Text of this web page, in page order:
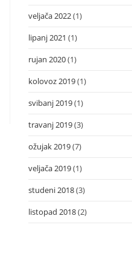
veljača 2022(1)
lipanj 2021 (1)
rujan 2020(1)
kolovoz 2019(1)
svibanj 2019(1)
travanj 2019(3)
ožujak 2019(7)
veljača 2019(1)
studeni 2018(3)
listopad 2018(2)